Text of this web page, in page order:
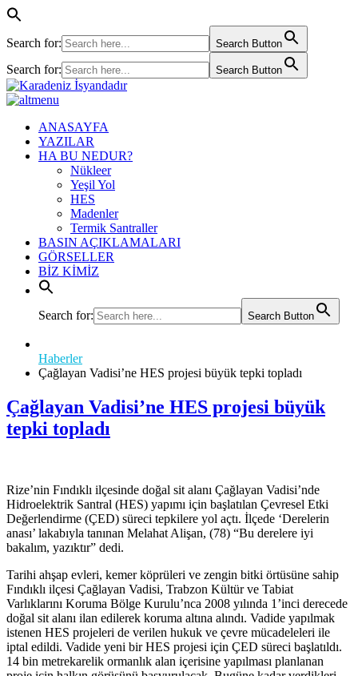
Search for: Search Button
Search for: Search Button
ANASAYFA
YAZILAR
HA BU NEDUR?
Nükleer
Yeşil Yol
HES
Madenler
Termik Santraller
BASIN AÇIKLAMALARI
GÖRSELLER
BİZ KİMİZ
Search for: Search Button
Haberler
Çağlayan Vadisi’ne HES projesi büyük tepki topladı
Çağlayan Vadisi’ne HES projesi büyük
tepki topladı
Rize’nin Fındıklı ilçesinde doğal sit alanı Çağlayan Vadisi’nde
Hidroelektrik Santral (HES) yapımı için başlatılan Çevresel Etki
Değerlendirme (ÇED) süreci tepkilere yol açtı. İlçede ‘Derelerin
anası’ lakabıyla tanınan Melahat Alişan, (78) “Bu derelere iyi
bakalım, yazıktır” dedi.
Tarihi ahşap evleri, kemer köprüleri ve zengin bitki örtüsüne sahip
Fındıklı ilçesi Çağlayan Vadisi, Trabzon Kültür ve Tabiat
Varlıklarını Koruma Bölge Kurulu’nca 2008 yılında 1’inci derecede
doğal sit alanı ilan edilerek koruma altına alındı. Vadide yapılmak
istenen HES projeleri de verilen hukuk ve çevre mücadeleleri ile
iptal edildi. Vadide yeni bir HES projesi için ÇED süreci başlatıldı.
14 bin metrekarelik ormanlık alan içerisine yapılması planlanan